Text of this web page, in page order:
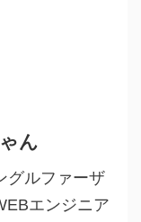
ん
グルファーザ
エンジニア